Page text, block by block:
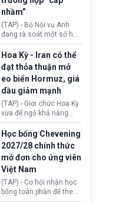
sẽ không còn bị mặc
định không đáp ứng tiêu
chuẩn sức khỏe chỉ vì
chi phí điều trị khi nộp hồ
nhầm”
(TAP) - Bộ Nội vụ Anh
đang rà soát một số hồ
sơ thuộc Chương trình
Định cư EU (EU
Settlement Scheme -
EUSS) sau khi xác định
có trường hợp được cấp
quy chế cư trú hậu
Brexit “do nhầm lẫn”.
Động thái này làm dấy
lên lo ngại về việc thực
thi Thỏa thuận Rút khỏi
Liên minh châu Âu
(Withdrawal
Agreement).
Hoa Kỳ - Iran có thể
đạt thỏa thuận mở
eo biển Hormuz, giá
dầu giảm mạnh
(TAP) - Giới chức Hoa Kỳ
vừa để ngỏ khả năng
sớm đạt thỏa thuận với
Iran nhằm mở lại eo biển
Hormuz, mở đường cho
việc khôi phục hoạt
động hàng hải. Những
tín hiệu ngoại giao tích
cực này lập tức tác động
đến thị trường năng
lượng, kéo giá dầu thế
Học bổng Chevening
2027/28 chính thức
mở đơn cho ứng viên
Việt Nam
(TAP) - Cơ hội nhận học
bổng toàn phần để theo
học chương trình thạc sĩ